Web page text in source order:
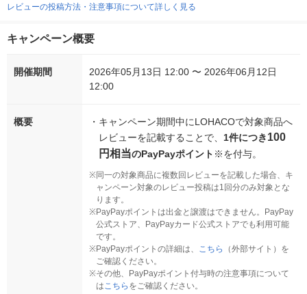
レビューの投稿方法・注意事項について詳しく見る
キャンペーン概要
開催期間
2026年05月13日 12:00 〜 2026年06月12日
12:00
概要 ・ キャンペーン期間中にLOHACOで対象商品へ
レビューを記載することで、 1件につき100
円相当のPayPayポイント ※を付与。
※同一の対象商品に複数回レビューを記載した場合、キ
ャンペーン対象のレビュー投稿は1回分のみ対象とな
ります。
※PayPayポイントは出金と譲渡はできません。PayPay
公式ストア、PayPayカード公式ストアでも利用可能
です。
※PayPayポイントの詳細は、 こちら
（外部サイト）を
ご確認ください。
※その他、PayPayポイント付与時の注意事項について
はこちら をご確認ください。